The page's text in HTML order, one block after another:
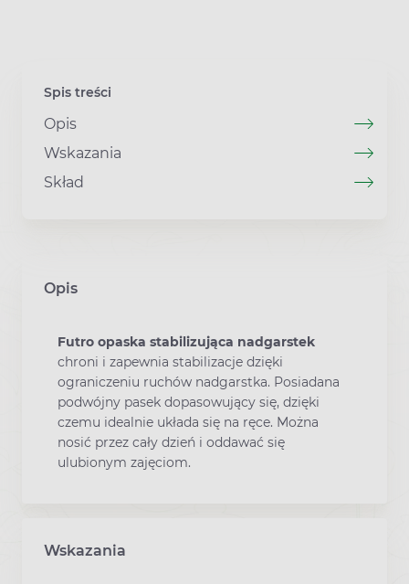
Spis treści
Opis
Wskazania
Skład
Opis
Futro opaska stabilizująca nadgarstek
chroni i zapewnia stabilizacje dzięki
ograniczeniu ruchów nadgarstka. Posiadana
podwójny pasek dopasowujący się, dzięki
czemu idealnie układa się na ręce. Można
nosić przez cały dzień i oddawać się
ulubionym zajęciom.
Wskazania